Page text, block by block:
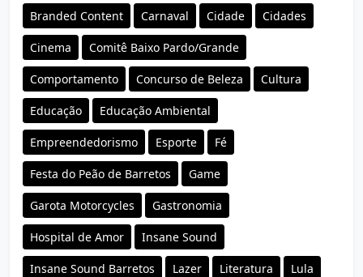
Branded Content Carnaval Cidade Cidades
Cinema Comitê Baixo Pardo/Grande
Comportamento Concurso de Beleza Cultura
Educação Educação Ambiental
Empreendedorismo Esporte Fé
Festa do Peão de Barretos Game
Garota Motorcycles Gastronomia
Hospital de Amor Insane Sound
Insane Sound Barretos Lazer Literatura Lula